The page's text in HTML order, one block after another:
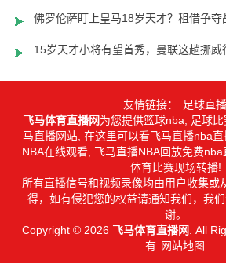
佛罗伦萨盯上皇马18岁天才？租借争夺
15岁天才小将有望首秀，曼联这趟挪威
友情链接：
足球直播
飞马体育直播网为您提供篮球nba, 足球
马直播网站, 在这里可以看飞马直播nba
NBA在线观看, 飞马直播NBA回放免费
体育比赛现场转播!
所有直播信号和视频录像均由用户收集或
得，如有侵犯您的权益请通知我们，我
谢。
Copyright © 2026 飞马体育直播网
. All
有 网站地图